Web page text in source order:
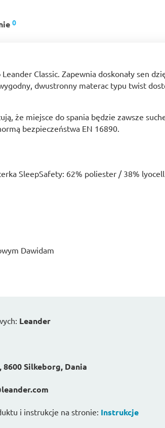
0
Classic. Zapewnia doskonały sen
dwustronny materac typu twist
że miejsce do spania będzie zawsze
bezpieczeństwa EN 16890.
SleepSafety: 62% poliester / 38%
Dawidam
Leander
8600 Silkeborg, Dania
i instrukcje na stronie: Instrukcje